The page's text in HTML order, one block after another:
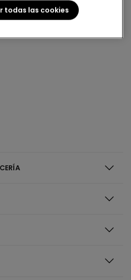
1
todas las cookies